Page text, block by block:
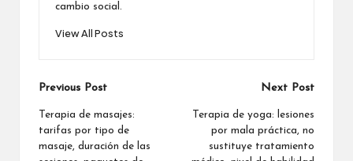
cambio social.
View All Posts
Post
navigation
Previous Post
Terapia de masajes:
tarifas por tipo de
masaje, duración de las
Next Post
Terapia de yoga: lesiones
por mala práctica, no
sustituye tratamiento